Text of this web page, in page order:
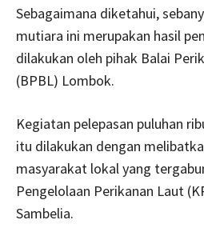
Sebagaimana diketahui,
mutiara ini merupakan hasil
dilakukan oleh pihak Balai
(BPBL) Lombok.
Kegiatan pelepasan puluhan
itu dilakukan dengan
masyarakat lokal yang
Pengelolaan Perikanan Laut
Sambelia.